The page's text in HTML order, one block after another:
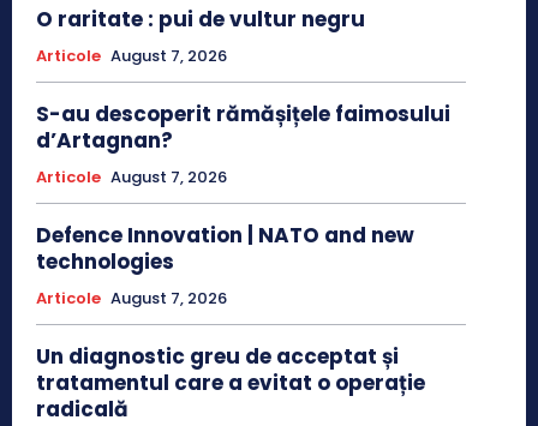
O raritate : pui de vultur negru
Articole August 7, 2026
S-au descoperit rămășițele faimosului
d’Artagnan?
Articole August 7, 2026
Defence Innovation | NATO and new
technologies
Articole August 7, 2026
Un diagnostic greu de acceptat și
tratamentul care a evitat o operație
radicală